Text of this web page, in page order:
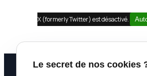
X (formerly Twitter) est désactivé.
Le secret de nos cookies